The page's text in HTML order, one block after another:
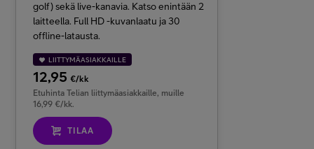
golf)sekä live-kanavia. Katso enintään 2
laitteella. Full HD -kuvanlaatu ja 30
offline-latausta.
LIITTYMÄASIAKKAILLE
12,95 €/kk
Etuhinta Telian liittymäasiakkaille, muille
16,99 €/kk.
TILAA